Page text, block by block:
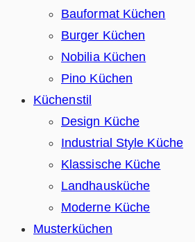
Bauformat Küchen
Burger Küchen
Nobilia Küchen
Pino Küchen
Küchenstil
Design Küche
Industrial Style Küche
Klassische Küche
Landhausküche
Moderne Küche
Musterküchen